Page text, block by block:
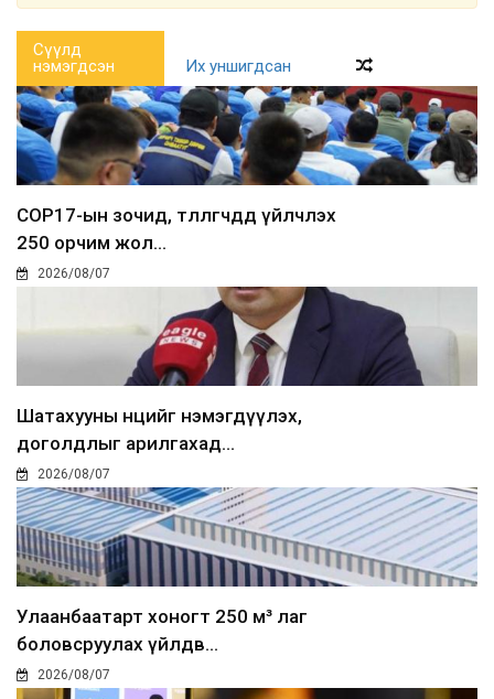
Сүүлд
нэмэгдсэн
Их уншигдсан
COP17-ын зочид, төлөөлөгчдөд үйлчлэх
250 орчим жол...
2026/08/07
Шатахууны нөөцийг нэмэгдүүлэх,
доголдлыг арилгахад...
2026/08/07
Улаанбаатарт хоногт 250 м³ лаг
боловсруулах үйлдв...
2026/08/07